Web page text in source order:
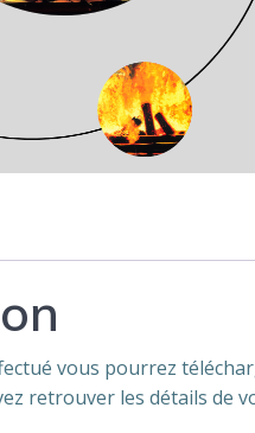
vous pourrez
retrouver les détails de